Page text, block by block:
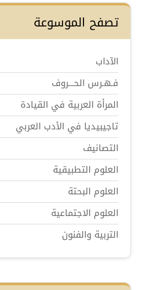
تصفح الموسوعة
الآداب
فـهـرس الحـــروف
المرأة العربية في القيادة
تاجيبيديا في الأدب العربي
التصانيف
العلوم التطبيقية
العلوم البحتة
العلوم الاجتماعية
التربية والفنون